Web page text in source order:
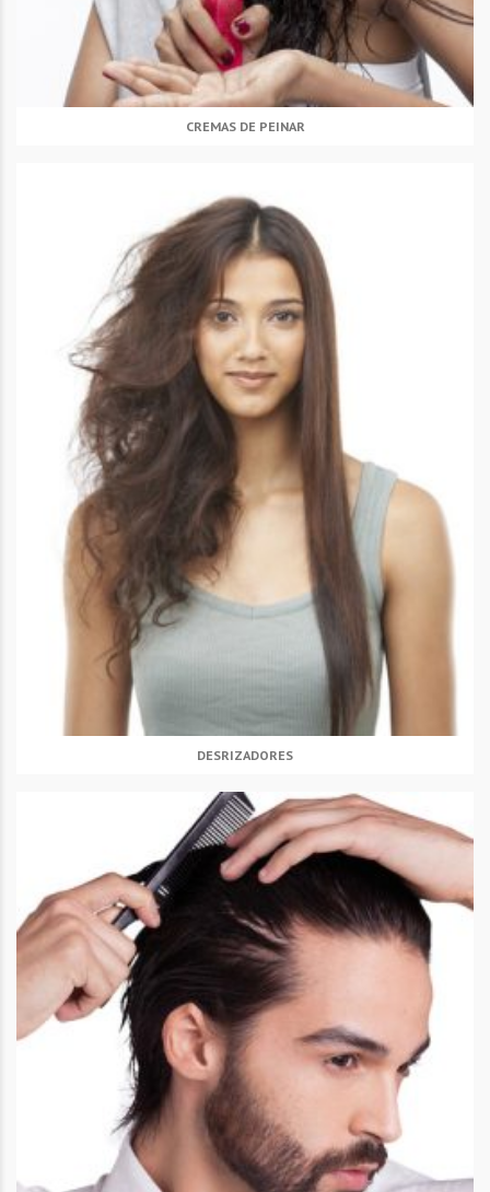
CREMAS DE PEINAR
DESRIZADORES